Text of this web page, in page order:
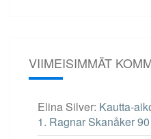
VIIMEISIMMÄT
Elina Silver: Kautta-
1. Ragnar Skanåker